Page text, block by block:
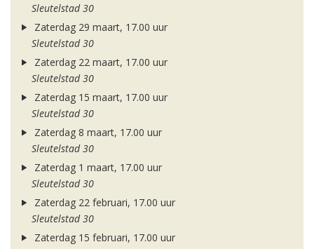
Sleutelstad 30
Zaterdag 29 maart, 17.00 uur
Sleutelstad 30
Zaterdag 22 maart, 17.00 uur
Sleutelstad 30
Zaterdag 15 maart, 17.00 uur
Sleutelstad 30
Zaterdag 8 maart, 17.00 uur
Sleutelstad 30
Zaterdag 1 maart, 17.00 uur
Sleutelstad 30
Zaterdag 22 februari, 17.00 uur
Sleutelstad 30
Zaterdag 15 februari, 17.00 uur